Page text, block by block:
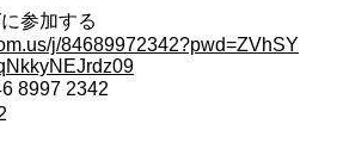
参加する
j/84689972342?pwd=ZVhSY
8997 2342